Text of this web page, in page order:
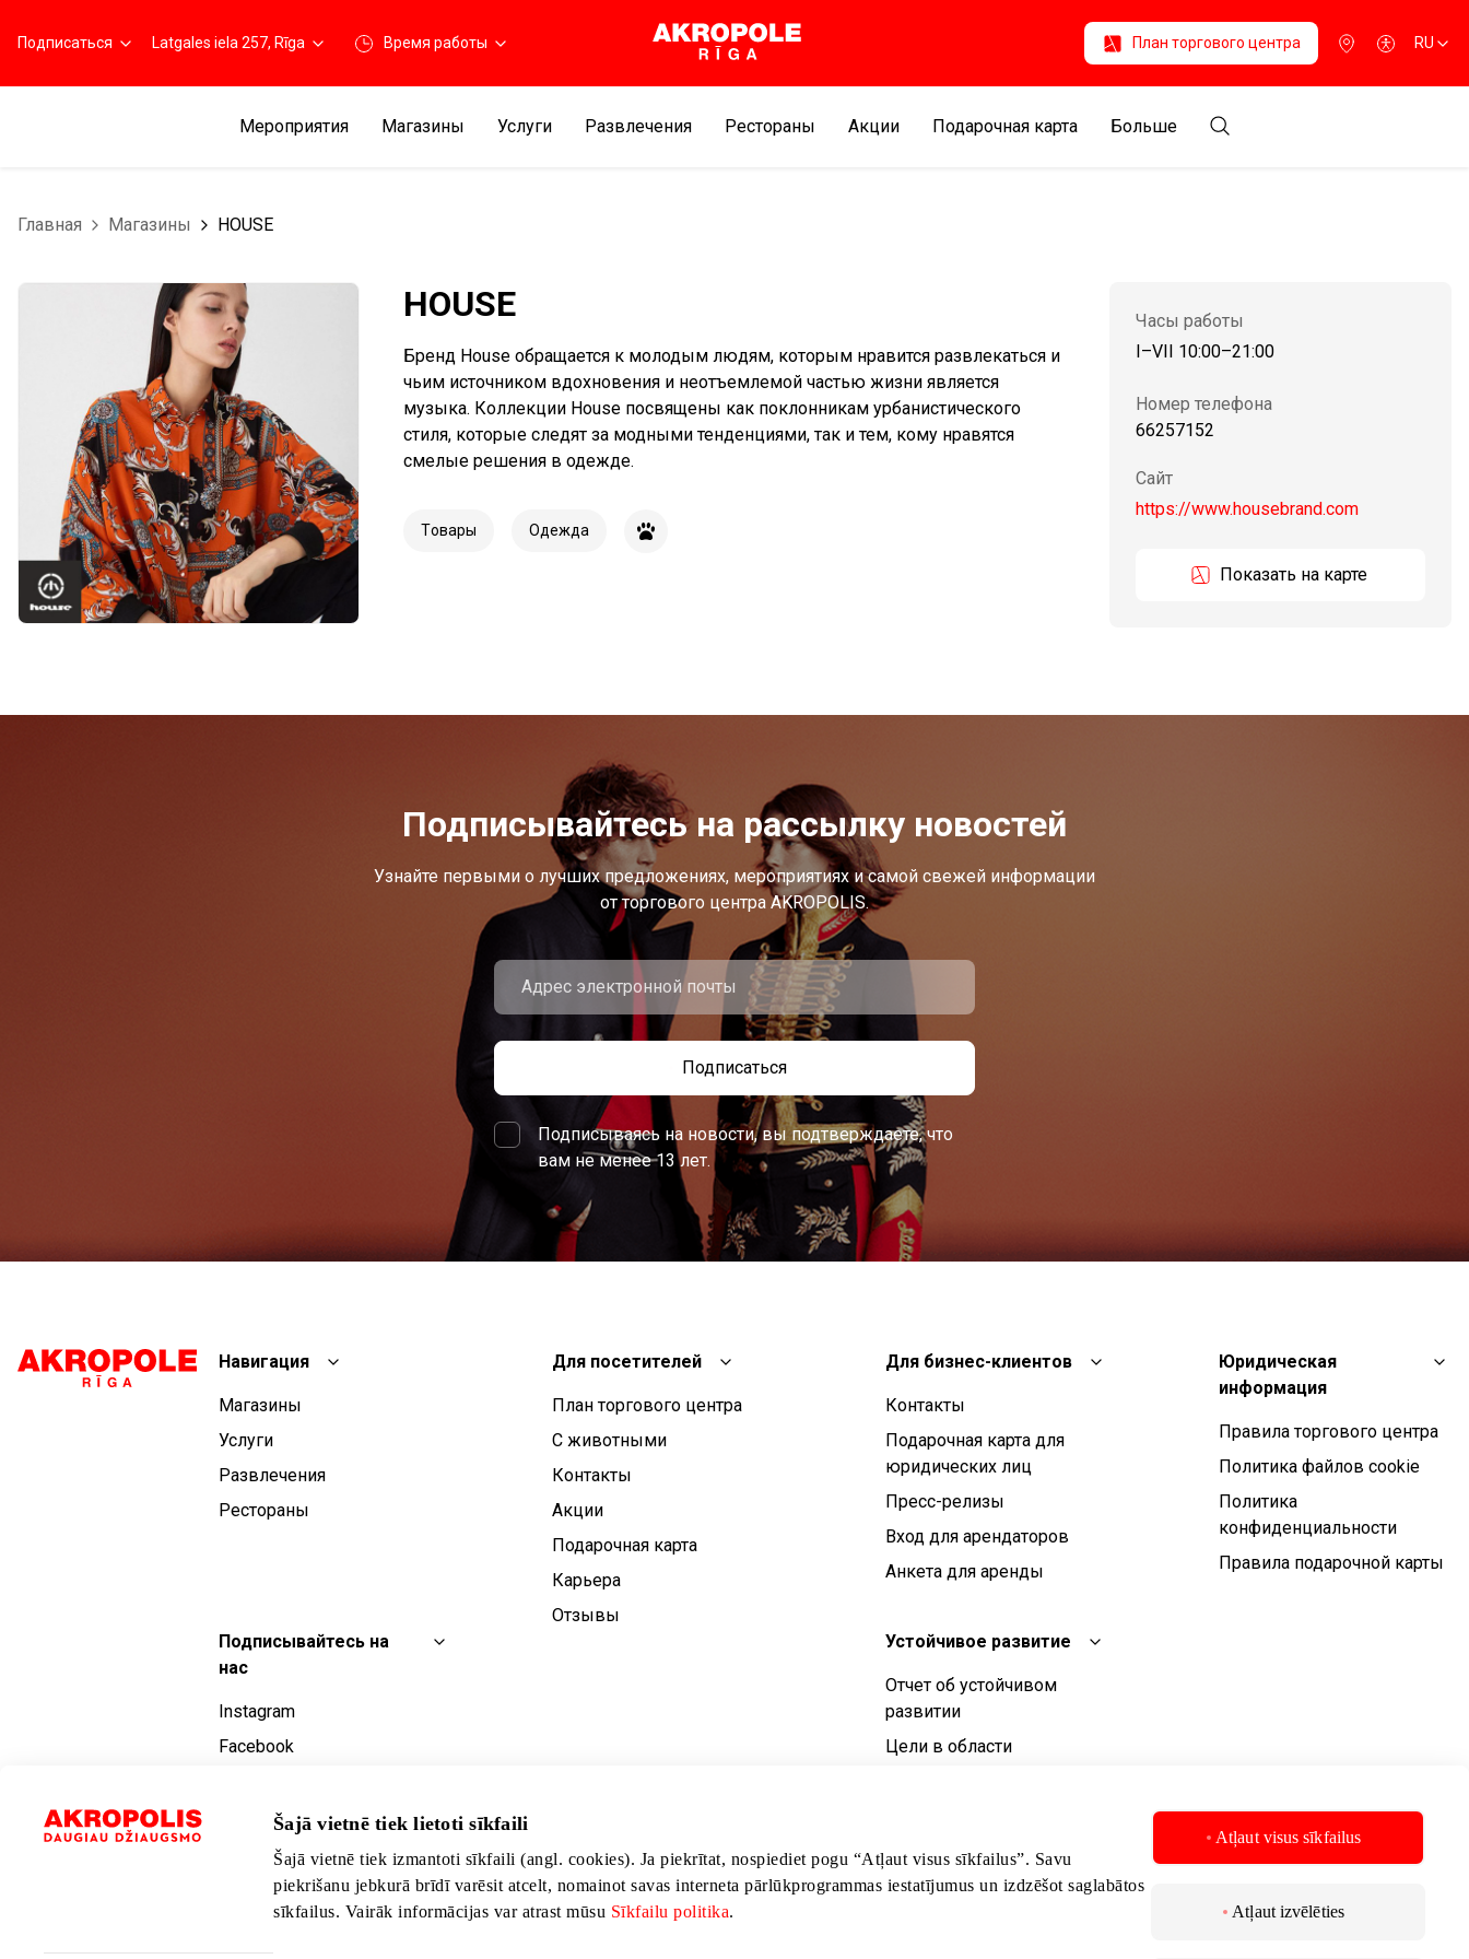
Šajā vietnē tiek lietoti sīkfaili
Šajā vietnē tiek izmantoti sīkfaili (angl. cookies). Ja piekrītat, nospiediet pogu “Atļaut visus sīkfailus”. Savu
piekrišanu jebkurā brīdī varēsit atcelt, nomainot savas interneta pārlūkprogrammas iestatījumus un izdzēšot saglabātos
sīkfailus. Vairāk informācijas var atrast mūsu Sīkfailu politika.
Atļaut visus sīkfailus
Atļaut izvēlēties
Подписаться Latgales iela 257, Rīga Время работы План торгового центра RU
Мероприятия Магазины Услуги Развлечения Рестораны Aкции Подарочная карта Больше
Главная Магазины HOUSE
HOUSE
Бренд House обращается к молодым людям, которым нравится развлекаться и
чьим источником вдохновения и неотъемлемой частью жизни является
музыка. Коллекции House посвящены как поклонникам урбанистического
стиля, которые следят за модными тенденциями, так и тем, кому нравятся
смелые решения в одежде.
Tовары Одежда
Часы работы
I–VII 10:00–21:00
Номер телефона
66257152
Сайт
https://www.housebrand.com
Показать на карте
Подписывайтесь на рассылку новостей
Узнайте первыми о лучших предложениях, мероприятиях и самой свежей информации
от торгового центра AKROPOLIS.
Подписаться
Подписываясь на новости, вы подтверждаете, что
вам не менее 13 лет.
Навигация
Магазины
Услуги
Развлечения
Рестораны
Для посетителей
План торгового центра
С животными
Контакты
Aкции
Подарочная карта
Карьера
Отзывы
Для бизнес-клиентов
Контакты
Подарочная карта для
юридических лиц
Пресс-релизы
Вход для арендаторов
Анкета для аренды
Устойчивое развитие
Отчет об устойчивом
развитии
Цели в области
Юридическая
информация
Правила торгового центра
Политика файлов cookie
Политика
конфиденциальности
Правила подарочной карты
Подписывайтесь на
нас
Instagram
Facebook